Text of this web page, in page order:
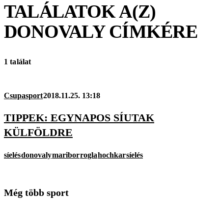
TALÁLATOK A(Z)
DONOVALYCÍMKÉRE
1 találat
Csupasport2018.11.25. 13:18
TIPPEK: EGYNAPOS SÍUTAK
KÜLFÖLDRE
síelésdonovalymariborroglahochkarsíelés
Még több sport